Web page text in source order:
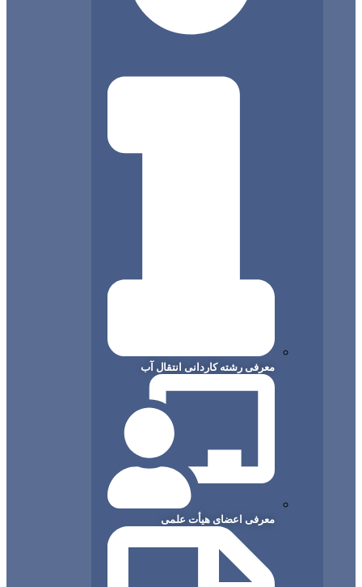
معرفی رشته کاردانی انتقال آب
معرفی اعضای هیأت علمی